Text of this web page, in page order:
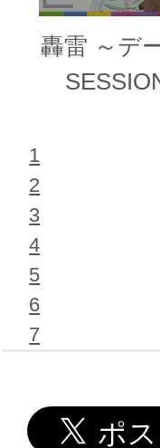
轟雷 ～デ
1
2
3
4
5
6
7